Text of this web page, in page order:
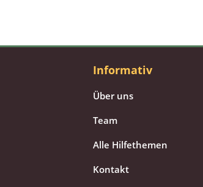
Informativ
Über uns
Team
Alle Hilfethemen
Kontakt